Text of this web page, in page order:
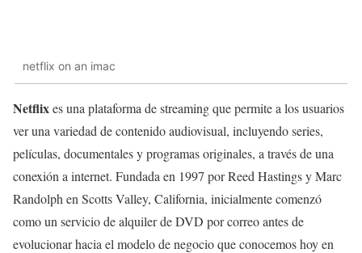
netflix on an imac
Netflixes una plataforma de streaming que permite a los usuarios
ver una variedad de contenido audiovisual, incluyendo series,
películas, documentales y programas originales, a través de una
conexión a internet. Fundada en 1997 por Reed Hastings y Marc
Randolph en Scotts Valley, California, inicialmente comenzó
como un servicio de alquiler de DVD por correo antes de
evolucionar hacia el modelo de negocio que conocemos hoy en